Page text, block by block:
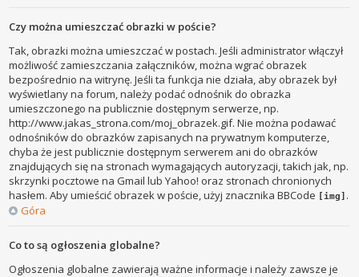
Czy można umieszczać obrazki w poście?
Tak, obrazki można umieszczać w postach. Jeśli administrator włączył
możliwość zamieszczania załączników, można wgrać obrazek
bezpośrednio na witrynę. Jeśli ta funkcja nie działa, aby obrazek był
wyświetlany na forum, należy podać odnośnik do obrazka
umieszczonego na publicznie dostępnym serwerze, np.
http://www.jakas_strona.com/moj_obrazek.gif. Nie można podawać
odnośników do obrazków zapisanych na prywatnym komputerze,
chyba że jest publicznie dostępnym serwerem ani do obrazków
znajdujących się na stronach wymagających autoryzacji, takich jak, np.
skrzynki pocztowe na Gmail lub Yahoo! oraz stronach chronionych
hasłem. Aby umieścić obrazek w poście, użyj znacznika BBCode [img] .
Góra
Co to są ogłoszenia globalne?
Ogłoszenia globalne zawierają ważne informacje i należy zawsze je